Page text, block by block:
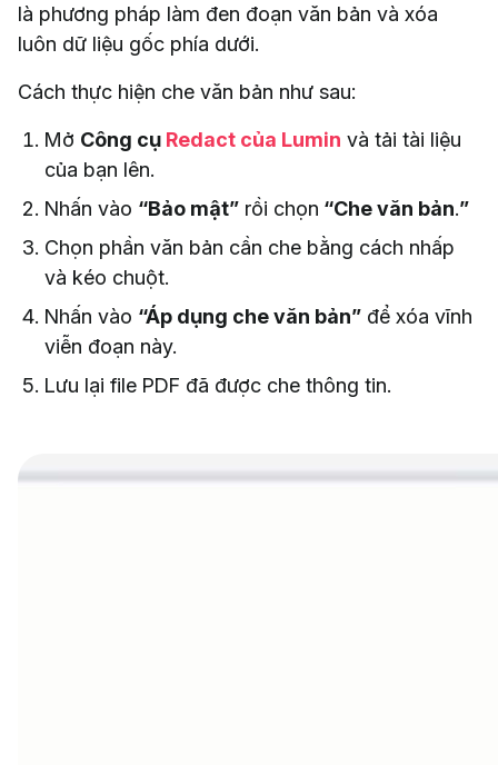
là phương pháp làm đen đoạn văn bản và xóa
luôn dữ liệu gốc phía dưới.
Cách thực hiện che văn bản như sau:
Mở Công cụ Redact của Lumin và tải tài liệu
của bạn lên.
Nhấn vào “Bảo mật” rồi chọn “Che văn bản.”
Chọn phần văn bản cần che bằng cách nhấp
và kéo chuột.
Nhấn vào “Áp dụng che văn bản” để xóa vĩnh
viễn đoạn này.
Lưu lại file PDF đã được che thông tin.